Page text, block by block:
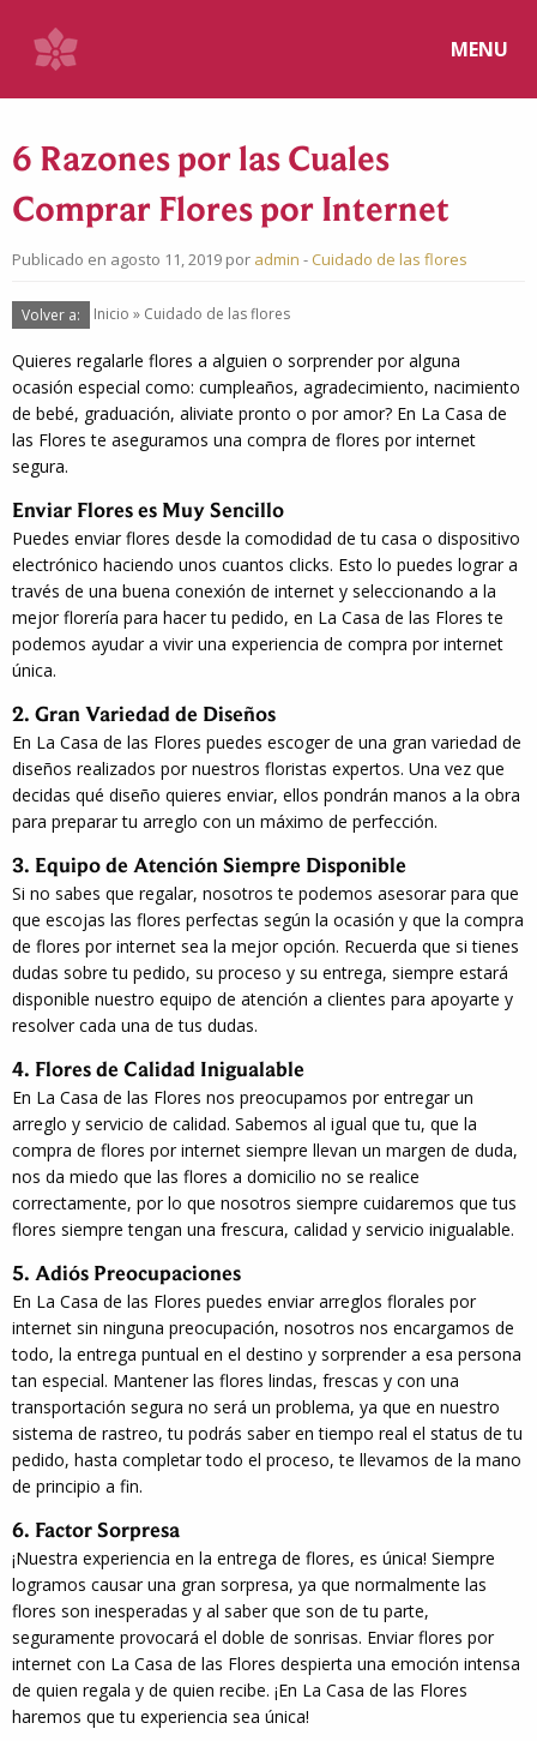
MENU
6 Razones por las Cuales
Comprar Flores por Internet
Publicado en agosto 11, 2019 por admin - Cuidado de las flores
Volver a: Inicio » Cuidado de las flores
Quieres regalarle flores a alguien o sorprender por alguna
ocasión especial como: cumpleaños, agradecimiento, nacimiento
de bebé, graduación, aliviate pronto o por amor? En La Casa de
las Flores te aseguramos una compra de flores por internet
segura.
Enviar Flores es Muy Sencillo
Puedes enviar flores desde la comodidad de tu casa o dispositivo
electrónico haciendo unos cuantos clicks. Esto lo puedes lograr a
través de una buena conexión de internet y seleccionando a la
mejor florería para hacer tu pedido, en La Casa de las Flores te
podemos ayudar a vivir una experiencia de compra por internet
única.
2. Gran Variedad de Diseños
En La Casa de las Flores puedes escoger de una gran variedad de
diseños realizados por nuestros floristas expertos. Una vez que
decidas qué diseño quieres enviar, ellos pondrán manos a la obra
para preparar tu arreglo con un máximo de perfección.
3. Equipo de Atención Siempre Disponible
Si no sabes que regalar, nosotros te podemos asesorar para que
que escojas las flores perfectas según la ocasión y que la compra
de flores por internet sea la mejor opción. Recuerda que si tienes
dudas sobre tu pedido, su proceso y su entrega, siempre estará
disponible nuestro equipo de atención a clientes para apoyarte y
resolver cada una de tus dudas.
4. Flores de Calidad Inigualable
En La Casa de las Flores nos preocupamos por entregar un
arreglo y servicio de calidad. Sabemos al igual que tu, que la
compra de flores por internet siempre llevan un margen de duda,
nos da miedo que las flores a domicilio no se realice
correctamente, por lo que nosotros siempre cuidaremos que tus
flores siempre tengan una frescura, calidad y servicio inigualable.
5. Adiós Preocupaciones
En La Casa de las Flores puedes enviar arreglos florales por
internet sin ninguna preocupación, nosotros nos encargamos de
todo, la entrega puntual en el destino y sorprender a esa persona
tan especial. Mantener las flores lindas, frescas y con una
transportación segura no será un problema, ya que en nuestro
sistema de rastreo, tu podrás saber en tiempo real el status de tu
pedido, hasta completar todo el proceso, te llevamos de la mano
de principio a fin.
6. Factor Sorpresa
¡Nuestra experiencia en la entrega de flores, es única! Siempre
logramos causar una gran sorpresa, ya que normalmente las
flores son inesperadas y al saber que son de tu parte,
seguramente provocará el doble de sonrisas. Enviar flores por
internet con La Casa de las Flores despierta una emoción intensa
de quien regala y de quien recibe. ¡En La Casa de las Flores
haremos que tu experiencia sea única!